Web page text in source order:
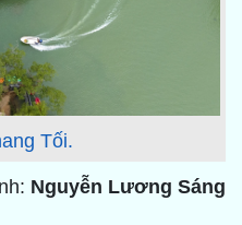
Tối.
Nguyễn Lương Sáng